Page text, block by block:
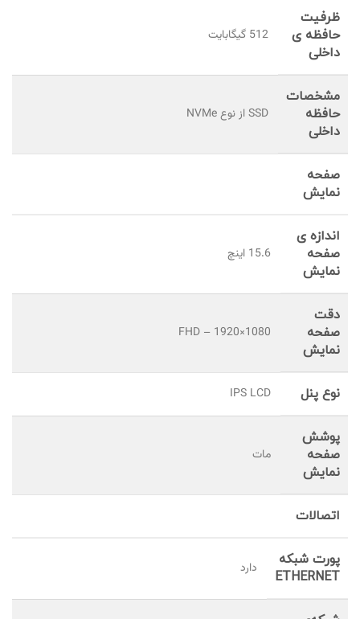
ظرفیت
حافظه ی
داخلی
512 گیگابایت
مشخصات
حافظه
داخلی
SSD از نوع NVMe
صفحه
نمایش
اندازه ی
صفحه
نمایش
15.6 اینچ
دقت
صفحه
نمايش
1080×1920 – FHD
نوع پنل IPS LCD
پوشش
صفحه
نمایش
مات
اتصالات
پورت شبکه
ETHERNET
دارد